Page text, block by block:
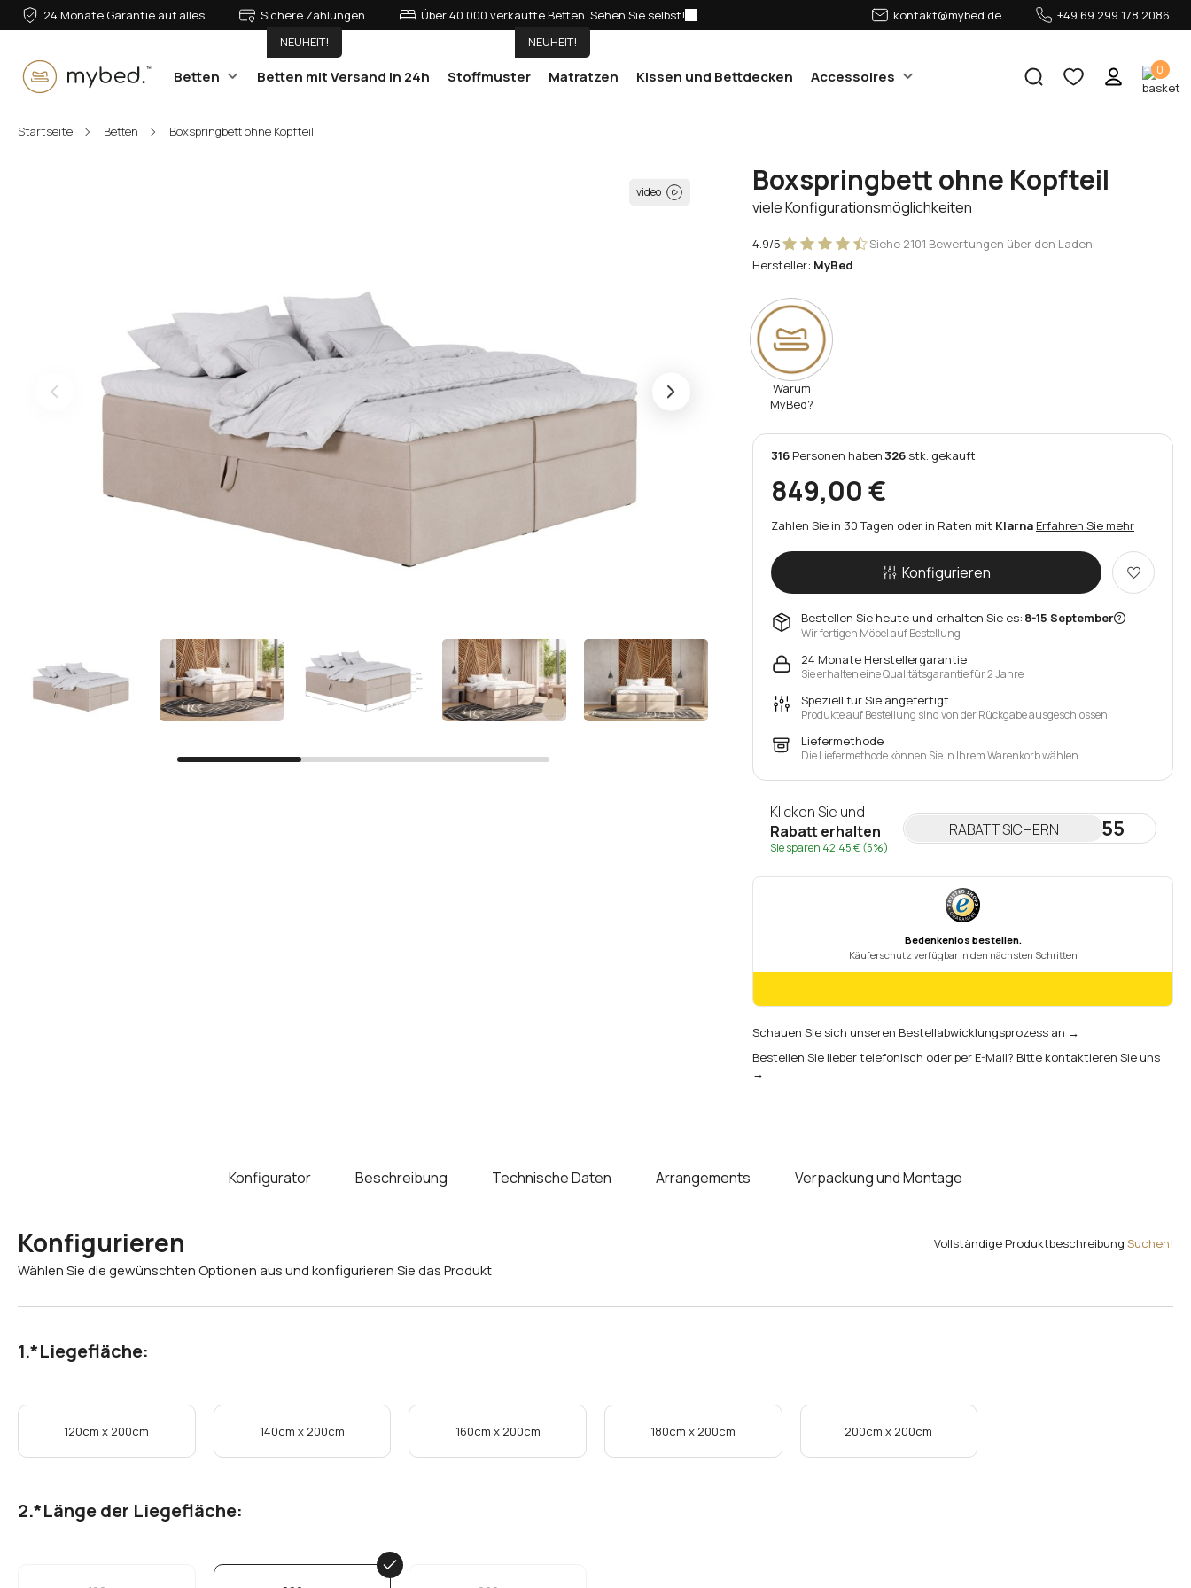
24 Monate Garantie auf alles Sichere Zahlungen Über 40.000 verkaufte Betten. Sehen Sie selbst! kontakt@mybed.de +49 69 299 178 2086
Betten Betten mit Versand in 24h Stoffmuster Matratzen Kissen und Bettdecken Accessoires 0
Startseite Betten Boxspringbett ohne Kopfteil
Passwort vergessen?
Oder anmelden mit:
Facebook Google
Sie haben noch kein Konto?
video Boxspringbett ohne Kopfteil
viele Konfigurationsmöglichkeiten
4.9/5
Siehe 2101 Bewertungen über den Laden
Hersteller: MyBed
Warum
MyBed?
316 Personen haben 326stk. gekauft
849,00 €
Zahlen Sie in 30 Tagen oder in Raten mit Klarna Erfahren Sie mehr
Konfigurieren
Bestellen Sie heute und erhalten Sie es: 8-15 September
Wir fertigen Möbel auf Bestellung
24 Monate Herstellergarantie
Sie erhalten eine Qualitätsgarantie für 2 Jahre
Speziell für Sie angefertigt
Produkte auf Bestellung sind von der Rückgabe ausgeschlossen
Liefermethode
Die Liefermethode können Sie in Ihrem Warenkorb wählen
Klicken Sie und
Rabatt erhalten
Sie sparen 42,45 € (5%)
RABATT SICHERN
NEWSLETTER55
Schauen Sie sich unseren Bestellabwicklungsprozess an →
Bestellen Sie lieber telefonisch oder per E-Mail? Bitte kontaktieren Sie uns
→
Konfigurator Beschreibung Technische Daten Arrangements Verpackung und Montage
Konfigurieren
Wählen Sie die gewünschten Optionen aus und konfigurieren Sie das Produkt
Vollständige Produktbeschreibung Suchen!
*Liegefläche:
120cm x 200cm 140cm x 200cm 160cm x 200cm 180cm x 200cm 200cm x 200cm
*Länge der Liegefläche:
NEUHEIT! NEUHEIT!